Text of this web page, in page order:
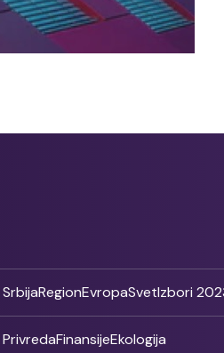
SrbijaRegionEvropaSvetIzbori
PrivredaFinansijeEkologija